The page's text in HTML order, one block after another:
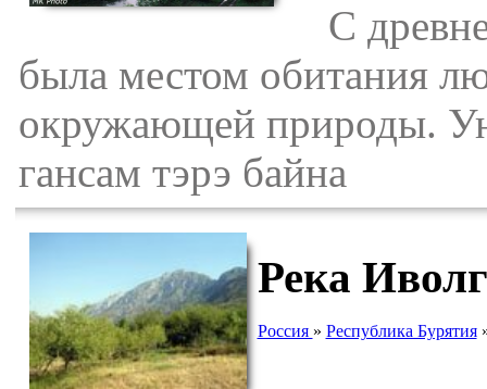
С
была местом обитания
окружающей природы.
гансам тэрэ байна
Река
Россия » Республика Бурятия